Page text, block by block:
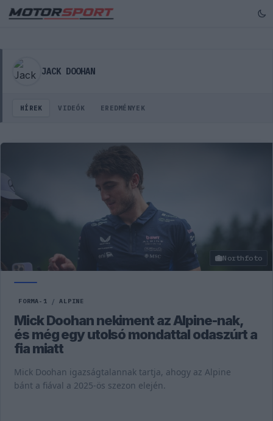
JACK DOOHAN
HÍREK VIDEÓK EREDMÉNYEK
Northfoto
FORMA-1 / ALPINE
Mick Doohan nekiment az Alpine-nak,
és még egy utolsó mondattal odaszúrt a
fia miatt
Mick Doohan igazságtalannak tartja, ahogy az Alpine
bánt a fiával a 2025-ös szezon elején.